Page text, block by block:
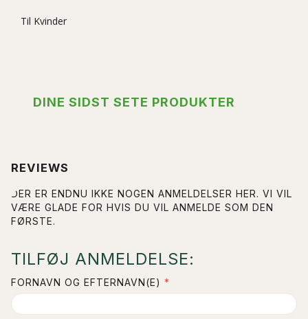
Til Kvinder
DINE SIDST SETE PRODUKTER
REVIEWS
DER ER ENDNU IKKE NOGEN ANMELDELSER HER. VI VIL
VÆRE GLADE FOR HVIS DU VIL ANMELDE SOM DEN
FØRSTE.
TILFØJ ANMELDELSE:
FORNAVN OG EFTERNAVN(E)